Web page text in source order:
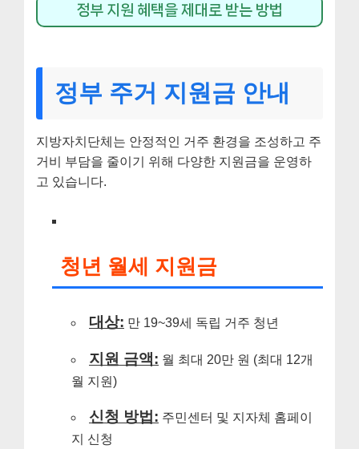
정부 지원 혜택을 제대로 받는 방법
정부 주거 지원금 안내
지방자치단체는 안정적인 거주 환경을 조성하고 주
거비 부담을 줄이기 위해 다양한 지원금을 운영하
고 있습니다.
청년 월세 지원금
대상: 만 19~39세 독립 거주 청년
지원 금액: 월 최대 20만 원 (최대 12개
월 지원)
신청 방법: 주민센터 및 지자체 홈페이
지 신청